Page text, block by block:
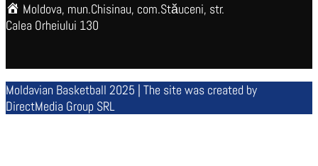
Moldova, mun.Chisinau, com.Stăuceni, str.
Calea Orheiului 130
Moldavian Basketball 2025 | The site was created by
DirectMedia Group SRL